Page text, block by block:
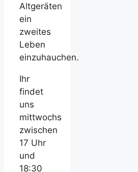
Altgeräten
ein
zweites
Leben
einzuhauchen.
Ihr
findet
uns
mittwochs
zwischen
17 Uhr
und
18:30